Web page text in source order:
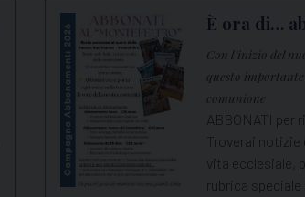
È ora di…
Con l’inizio del
questo
comunione
ABBONATI per
Troverai
vita ecclesiale,
rubrica